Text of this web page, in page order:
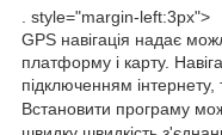
. style="margin-left:3px">
GPS навігація надає
платформу і карту.
підключенням
Встановити програму